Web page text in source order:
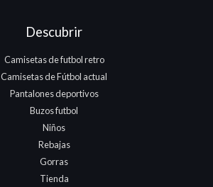
Descubrir
Camisetas de futbol retro
Camisetas de Fútbol actual
Pantalones deportivos
Buzos futbol
Niños
Rebajas
Gorras
Tienda